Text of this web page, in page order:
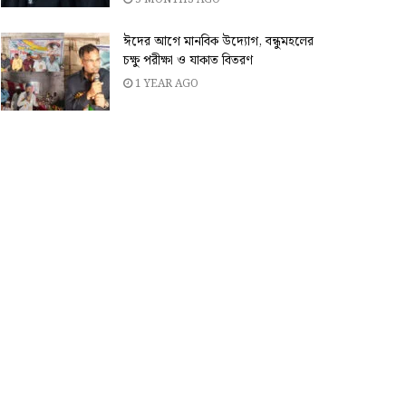
ঈদের আগে মানবিক উদ্যোগ, বন্ধুমহলের
চক্ষু পরীক্ষা ও যাকাত বিতরণ
1 YEAR AGO